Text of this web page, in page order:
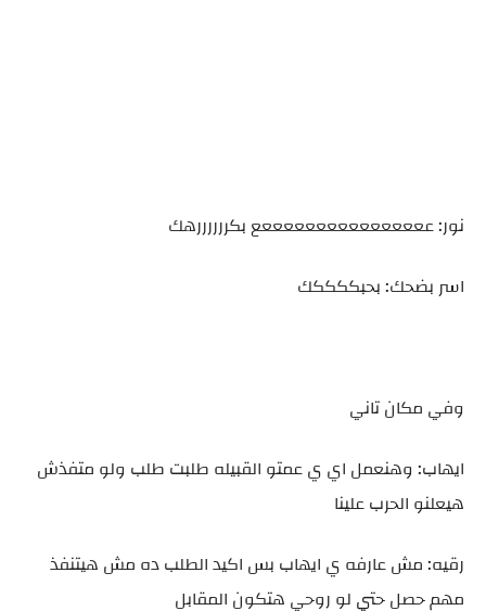
نور: ععععععععععععععععع بكررررررهك
اسر بضحك: بحبككككك
وفي مكان تاني
ايهاب: وهنعمل اي ي عمتو القبيله طلبت طلب ولو متفذش
هيعلنو الحرب علينا
رقيه: مش عارفه ي ايهاب بس اكيد الطلب ده مش هيتنفذ
مهم حصل حتي لو روحي هتكون المقابل